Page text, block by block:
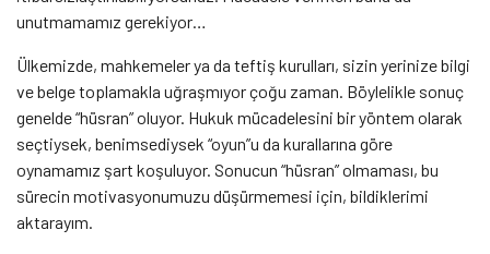
unutmamamız gerekiyor…
Ülkemizde, mahkemeler ya da teftiş kurulları, sizin yerinize bilgi
ve belge toplamakla uğraşmıyor çoğu zaman. Böylelikle sonuç
genelde “hüsran” oluyor. Hukuk mücadelesini bir yöntem olarak
seçtiysek, benimsediysek “oyun”u da kurallarına göre
oynamamız şart koşuluyor. Sonucun “hüsran” olmaması, bu
sürecin motivasyonumuzu düşürmemesi için, bildiklerimi
aktarayım.